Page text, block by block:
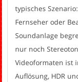
typisches
Fernseher oder
Soundanlage
nur noch
Videoformaten ist
Auflösung, HDR